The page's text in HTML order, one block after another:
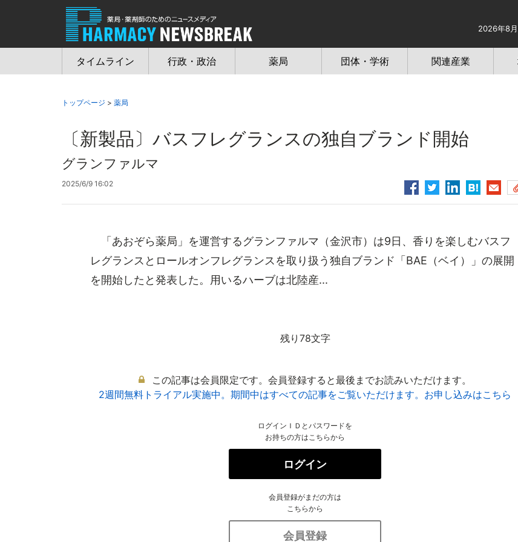
2026年8月
タイムライン 行政・政治 薬局 団体・学術 関連産業
トップページ > 薬局
〔新製品〕バスフレグランスの独自ブランド開始
グランファルマ
2025/6/9 16:02
「あおぞら薬局」を運営するグランファルマ（金沢市）は9日、香りを楽しむバスフ
レグランスとロールオンフレグランスを取り扱う独自ブランド「BAE（ベイ）」の展開
を開始したと発表した。用いるハーブは北陸産...
残り78文字
この記事は会員限定です。会員登録すると最後までお読みいただけます。
2週間無料トライアル実施中。期間中はすべての記事をご覧いただけます。お申し込みはこちら
ログインＩＤとパスワードを
お持ちの方はこちらから
ログイン
会員登録がまだの方は
こちらから
会員登録